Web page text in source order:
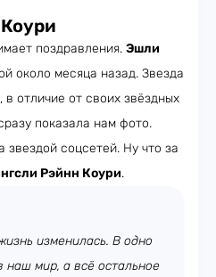
поздравления. Эшли
около месяца назад. Звезда
отличие от своих звёздных
показала нам фото.
соцсетей. Ну что за
Рэйнн Коури.
изменилась. В одно
наш мир, а всё остальное